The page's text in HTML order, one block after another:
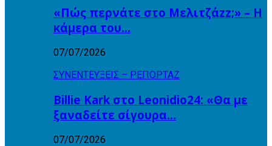
«Πώς περνάτε στο Μελιτζάzz;» – Η
κάμερα του…
07/07/2026
ΣΥΝΕΝΤΕΥΞΕΙΣ – ΡΕΠΟΡΤΑΖ
Billie Kark στο Leonidio24: «Θα με
ξαναδείτε σίγουρα…
07/07/2026